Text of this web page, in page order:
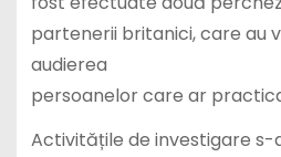
partenerii britanici, care au
audierea
persoanelor care ar
Activitățile de investigare s-